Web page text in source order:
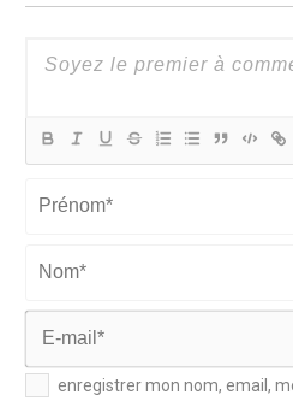
Nom*
E-
mail*
enregistrer mon nom, email,